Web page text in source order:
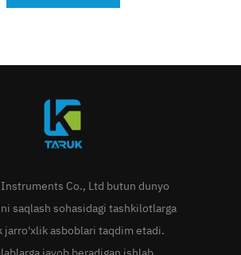
Co., Ltd butun dunyo
saqlash sohasidagi tashkilotlarga
jarro'xlik asboblari taqdim etadi.